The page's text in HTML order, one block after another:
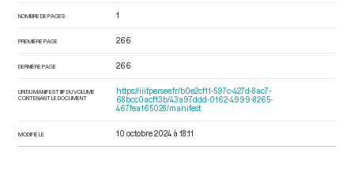
NOMBRE DE PAGES 1
PREMIÈRE PAGE 266
DERNIÈRE PAGE 266
URI DU MANIFEST IIIF DU VOLUME
CONTENANT LE DOCUMENT
https://iiif.persee.fr/b0e2cf11-597c-427d-8ac7-
68bcc0acf13b/43a97ddd-0162-4999-8265-
467fea165028/manifest
MODIFIÉ LE 10 octobre 2024 à 18:11